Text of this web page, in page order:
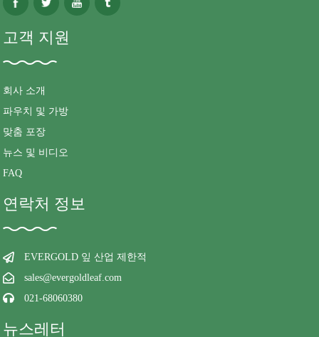
고객 지원
회사 소개
파우치 및 가방
맞춤 포장
뉴스 및 비디오
FAQ
연락처 정보
EVERGOLD 잎 산업 제한적
sales@evergoldleaf.com
021-68060380
뉴스레터